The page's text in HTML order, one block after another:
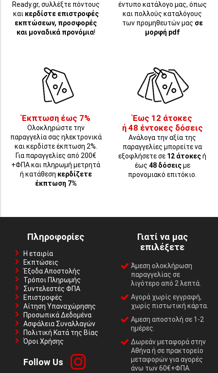
Ready.gr, συλλέξτε πόντους
και κερδίστε επιστροφές
εκπτώσεων, προσφορές
και μοναδικά προνόμια!
έντυπο κατάλογο μας, όπως
και πολλούς καταλόγους
των προμηθευτών μας σε
μορφή pdf
Έκπτωση έως 7%
Ολοκληρώστε την
παραγγελία σας ηλεκτρονικά
και κερδίστε έκπτωση 2%.
Για παραγγελίες από 200€
+ΦΠΑ και πληρωμή μετρητά
ή κατάθεση κερδίζετε
έκπτωση 7%
Έως 12 άτοκες
ή 48 έντοκες δόσεις
Ανάλογα την αξία της
παραγγελίες μπορείτε να
εξοφλήσετε σε 12 άτοκεςή
έως 48 δόσειςμε
προνομιακό επιτόκιο.
Πληροφορίες
Η εταιρία
Εκπτώσεις
Έξοδα Αποστολής
Τρόποι Πληρωμής
Συντελεστές ΦΠΑ
Επιστροφές
Αίτηση Υπαναχώρησης
Προσωπικά Δεδομένα
Ασφάλεια Συναλλαγών
Πολιτική Κατά της Βίας
Όροι Χρήσης
Follow Us
Γιατί να μας
επιλέξετε
Άμεση ολοκλήρωση
παραγγελίας σε
λιγότερο από 2 λεπτά.
Αγορά χωρίς εγγραφή,
χωρίς πιστωτική κάρτα.
Αμεση αποστολή σε 1-2
ημέρες.
Δωρεάν μεταφορά στην
Αθήνα ή σε πρακτορείο
μεταφορών για αγορές
άνω των 60€+ΦΠΑ.